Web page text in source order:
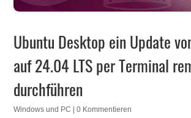
Ubuntu Desktop ein Update
auf 24.04 LTS per Terminal
durchführen
Windows und PC | 0 Kommentieren